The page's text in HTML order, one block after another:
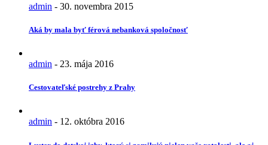
admin - 30. novembra 2015
Aká by mala byť férová nebanková spoločnosť
admin - 23. mája 2016
Cestovateľské postrehy z Prahy
admin - 12. októbra 2016